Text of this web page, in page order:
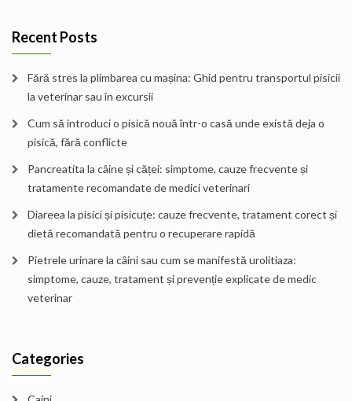
Recent Posts
Fără stres la plimbarea cu mașina: Ghid pentru transportul pisicii
la veterinar sau în excursii
Cum să introduci o pisică nouă într-o casă unde există deja o
pisică, fără conflicte
Pancreatita la câine și căței: simptome, cauze frecvente și
tratamente recomandate de medici veterinari
Diareea la pisici și pisicuțe: cauze frecvente, tratament corect și
dietă recomandată pentru o recuperare rapidă
Pietrele urinare la câini sau cum se manifestă urolitiaza:
simptome, cauze, tratament și prevenție explicate de medic
veterinar
Categories